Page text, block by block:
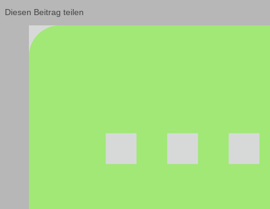
Diesen Beitrag teilen